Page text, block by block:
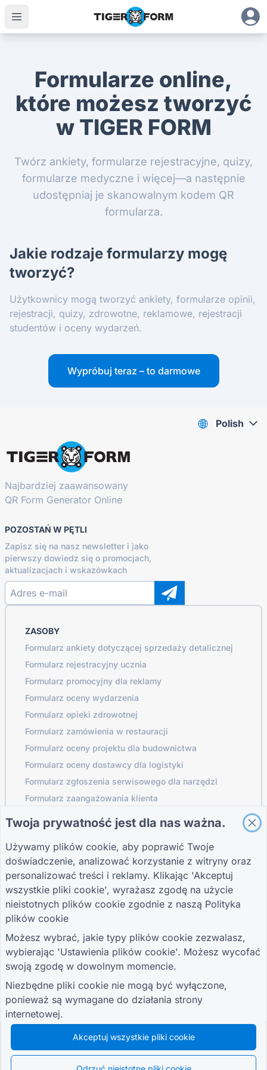
Formularze online,
które możesz tworzyć
w TIGER FORM
Twórz ankiety, formularze rejestracyjne, quizy,
formularze medyczne i więcej—a następnie
udostępniaj je skanowalnym kodem QR
formularza.
Jakie rodzaje formularzy mogę
tworzyć?
Użytkownicy mogą tworzyć ankiety, formularze opinii,
rejestracji, quizy, zdrowotne, reklamowe, rejestracji
studentów i oceny wydarzeń.
Wypróbuj teraz – to darmowe
Najbardziej zaawansowany
QR Form Generator Online
POZOSTAŃ W PĘTLI
Zapisz się na nasz newsletter i jako
pierwszy dowiedz się o promocjach,
aktualizacjach i wskazówkach
ZASOBY
Formularz ankiety dotyczącej sprzedaży detalicznej
Formularz rejestracyjny ucznia
Formularz promocyjny dla reklamy
Formularz oceny wydarzenia
Formularz opieki zdrowotnej
Formularz zamówienia w restauracji
Formularz oceny projektu dla budownictwa
Formularz oceny dostawcy dla logistyki
Formularz zgłoszenia serwisowego dla narzędzi
Formularz zaangażowania klienta
DOŁĄCZ DO SPOŁECZNOŚCI
PRZEWODNIKI
Centrum pomocy
Bloga
TIGER FORM
Przewodnik
FIRMA
O nas
Skontaktuj się z
nami
WARUNKI
Warunki
Polityka prywatności
Ustawienia plików
cookie
Polish
© 2026 QR Form Generator. All rights reserved.
Twoja prywatność jest dla nas ważna.
Używamy plików cookie, aby poprawić Twoje
doświadczenie, analizować korzystanie z witryny oraz
personalizować treści i reklamy. Klikając 'Akceptuj
wszystkie pliki cookie', wyrażasz zgodę na użycie
nieistotnych plików cookie zgodnie z naszą Polityka
plików cookie
Możesz wybrać, jakie typy plików cookie zezwalasz,
wybierając 'Ustawienia plików cookie'. Możesz wycofać
swoją zgodę w dowolnym momencie.
Niezbędne pliki cookie nie mogą być wyłączone,
ponieważ są wymagane do działania strony
internetowej.
Akceptuj wszystkie pliki cookie